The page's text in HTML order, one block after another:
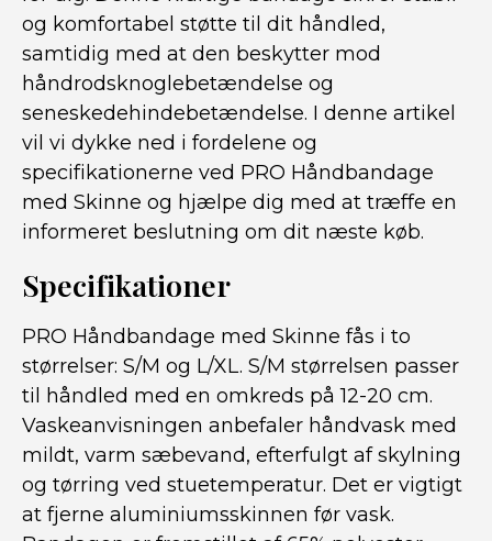
og komfortabel støtte til dit håndled,
samtidig med at den beskytter mod
håndrodsknoglebetændelse og
seneskedehindebetændelse. I denne artikel
vil vi dykke ned i fordelene og
specifikationerne ved PRO Håndbandage
med Skinne og hjælpe dig med at træffe en
informeret beslutning om dit næste køb.
Specifikationer
PRO Håndbandage med Skinne fås i to
størrelser: S/M og L/XL. S/M størrelsen passer
til håndled med en omkreds på 12-20 cm.
Vaskeanvisningen anbefaler håndvask med
mildt, varm sæbevand, efterfulgt af skylning
og tørring ved stuetemperatur. Det er vigtigt
at fjerne aluminiumsskinnen før vask.